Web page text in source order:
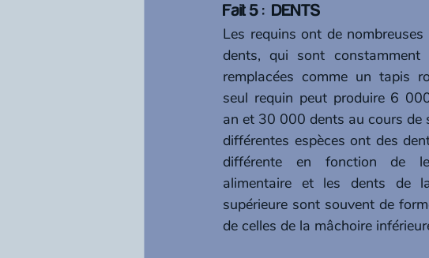
Fait 5 :  DENTS
Les requins ont de nombreuses
dents, qui sont constamment
remplacées comme un tapis
seul requin peut produire 6
an et 30 000 dents au cours de
différentes espèces ont des
différente en fonction de
alimentaire et les dents de
supérieure sont souvent de
de celles de la mâchoire